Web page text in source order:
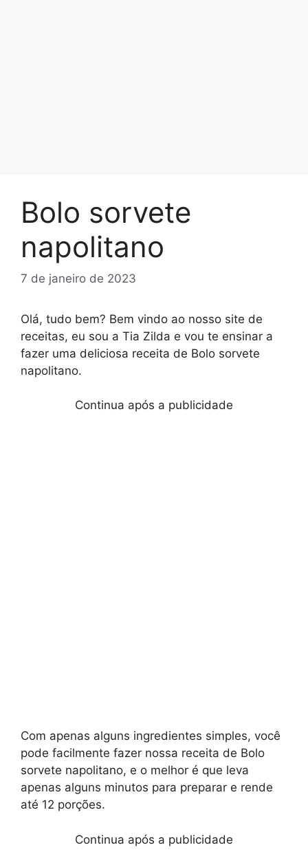
Bolo sorvete
napolitano
7 de janeiro de 2023
Olá, tudo bem? Bem vindo ao nosso site de
receitas, eu sou a Tia Zilda e vou te ensinar a
fazer uma deliciosa receita de Bolo sorvete
napolitano.
Continua após a publicidade
Com apenas alguns ingredientes simples, você
pode facilmente fazer nossa receita de Bolo
sorvete napolitano, e o melhor é que leva
apenas alguns minutos para preparar e rende
até 12 porções.
Continua após a publicidade